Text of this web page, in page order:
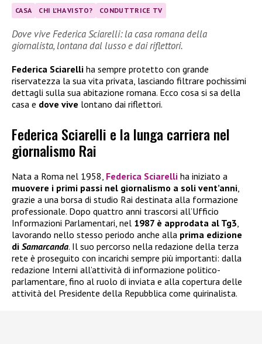
CASA CHI L'HA VISTO? CONDUTTRICE TV
Dove vive Federica Sciarelli: la casa romana della
giornalista, lontana dal lusso e dai riflettori.
Federica Sciarelli ha sempre protetto con grande
riservatezza la sua vita privata, lasciando filtrare pochissimi
dettagli sulla sua abitazione romana. Ecco cosa si sa della
casa e dove vive lontano dai riflettori.
Federica Sciarelli e la lunga carriera nel
giornalismo Rai
Nata a Roma nel 1958, Federica Sciarelli ha iniziato a
muovere i primi passi nel giornalismo a soli vent’anni
grazie a una borsa di studio Rai destinata alla formazione
professionale. Dopo quattro anni trascorsi all’Ufficio
Informazioni Parlamentari, nel 1987 è approdata al Tg3
lavorando nello stesso periodo anche alla prima edizione
di Samarcanda. Il suo percorso nella redazione della terza
rete è proseguito con incarichi sempre più importanti: dalla
redazione Interni all’attività di informazione politico-
parlamentare, fino al ruolo di inviata e alla copertura delle
attività del Presidente della Repubblica come quirinalista.